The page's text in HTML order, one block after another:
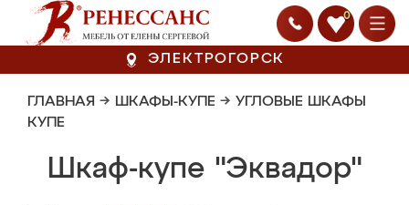
0
ЭЛЕКТРОГОРСК
ГЛАВНАЯ → ШКАФЫ-КУПЕ → УГЛОВЫЕ ШКАФЫ
КУПЕ
Шкаф-купе "Эквадор"